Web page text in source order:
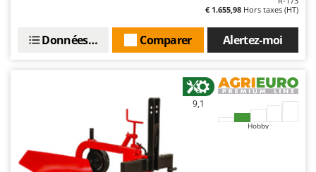
Nilfisk
NuovaFac
€ 1.655,98 Hors taxes (HT)
Alertez-moi
Comparer
Données techniques
9,1
Hobby